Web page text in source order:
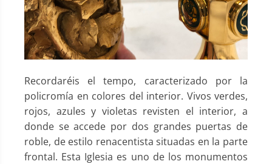
Recordaréis el tempo, caracterizado por la
policromía en colores del interior. Vivos verdes,
rojos, azules y violetas revisten el interior, a
donde se accede por dos grandes puertas de
roble, de estilo renacentista situadas en la parte
frontal. Esta Iglesia es uno de los monumentos